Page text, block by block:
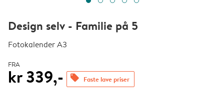
Design selv - Familie på 5
Fotokalender A3
FRA
kr 339,- offers Faste lave priser